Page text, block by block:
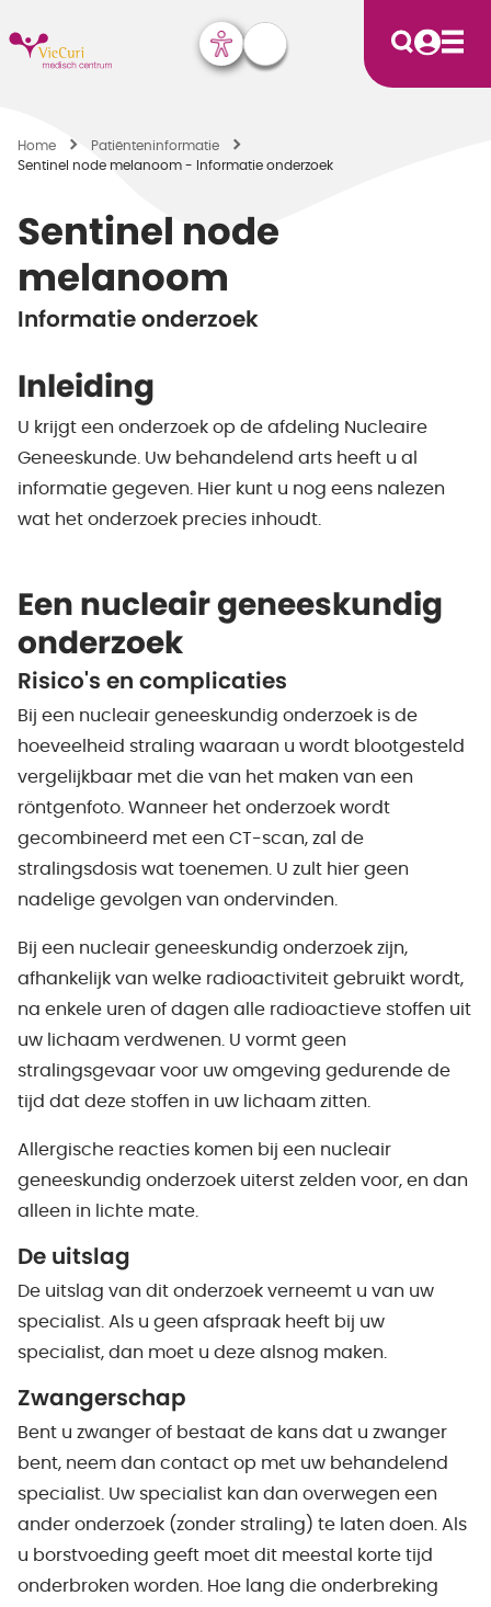
Home
Patiënten­informatie
Sentinel node melanoom - Informatie onderzoek
Sentinel node
melanoom
Informatie onderzoek
Inleiding
U krijgt een onderzoek op de afdeling Nucleaire
Geneeskunde. Uw behandelend arts heeft u al
informatie gegeven. Hier kunt u nog eens nalezen
wat het onderzoek precies inhoudt.
Een nucleair geneeskundig
onderzoek
Risico's en complicaties
Bij een nucleair geneeskundig onderzoek is de
hoeveelheid straling waaraan u wordt blootgesteld
vergelijkbaar met die van het maken van een
röntgenfoto. Wanneer het onderzoek wordt
gecombineerd met een CT-scan, zal de
stralingsdosis wat toenemen. U zult hier geen
nadelige gevolgen van ondervinden.
Bij een nucleair geneeskundig onderzoek zijn,
afhankelijk van welke radioactiviteit gebruikt wordt,
na enkele uren of dagen alle radioactieve stoffen uit
uw lichaam verdwenen. U vormt geen
stralingsgevaar voor uw omgeving gedurende de
tijd dat deze stoffen in uw lichaam zitten.
Allergische reacties komen bij een nucleair
geneeskundig onderzoek uiterst zelden voor, en dan
alleen in lichte mate.
De uitslag
De uitslag van dit onderzoek verneemt u van uw
specialist. Als u geen afspraak heeft bij uw
specialist, dan moet u deze alsnog maken.
Zwangerschap
Bent u zwanger of bestaat de kans dat u zwanger
bent, neem dan contact op met uw behandelend
specialist. Uw specialist kan dan overwegen een
ander onderzoek (zonder straling) te laten doen. Als
u borstvoeding geeft moet dit meestal korte tijd
onderbroken worden. Hoe lang die onderbreking